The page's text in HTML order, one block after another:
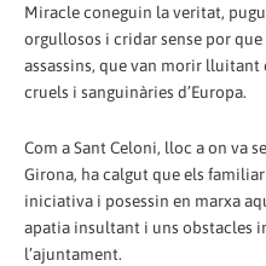
Miracle coneguin la veritat,
orgullosos i cridar sense por
assassins, que van morir
cruels i sanguinàries d’Europa.
Com a Sant Celoni, lloc a on va
Girona, ha calgut que els
iniciativa i posessin en marxa
apatia insultant i uns obstacles
l’ajuntament.